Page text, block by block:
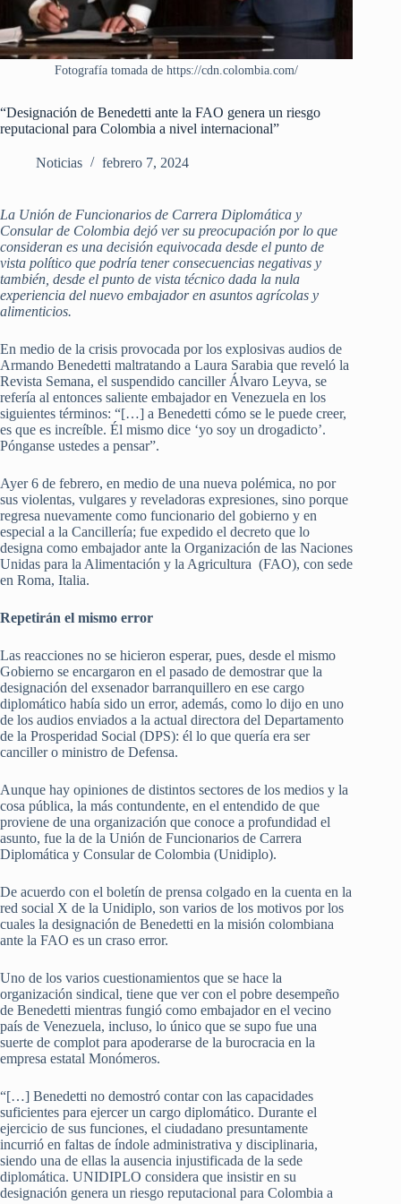
Fotografía tomada de https://cdn.colombia.com/
“Designación de Benedetti ante la FAO genera un riesgo
reputacional para Colombia a nivel internacional”
Noticias febrero 7, 2024
La Unión de Funcionarios de Carrera Diplomática y
Consular de Colombia dejó ver su preocupación por lo que
consideran es una decisión equivocada desde el punto de
vista político que podría tener consecuencias negativas y
también, desde el punto de vista técnico dada la nula
experiencia del nuevo embajador en asuntos agrícolas y
alimenticios.
En medio de la crisis provocada por los explosivas audios de
Armando Benedetti maltratando a Laura Sarabia que reveló la
Revista Semana, el suspendido canciller Álvaro Leyva, se
refería al entonces saliente embajador en Venezuela en los
siguientes términos: “[…] a Benedetti cómo se le puede creer,
es que es increíble. Él mismo dice ‘yo soy un drogadicto’.
Pónganse ustedes a pensar”.
Ayer 6 de febrero, en medio de una nueva polémica, no por
sus violentas, vulgares y reveladoras expresiones, sino porque
regresa nuevamente como funcionario del gobierno y en
especial a la Cancillería; fue expedido el decreto que lo
designa como embajador ante la Organización de las Naciones
Unidas para la Alimentación y la Agricultura (FAO), con sede
en Roma, Italia.
Repetirán el mismo error
Las reacciones no se hicieron esperar, pues, desde el mismo
Gobierno se encargaron en el pasado de demostrar que la
designación del exsenador barranquillero en ese cargo
diplomático había sido un error, además, como lo dijo en uno
de los audios enviados a la actual directora del Departamento
de la Prosperidad Social (DPS): él lo que quería era ser
canciller o ministro de Defensa.
Aunque hay opiniones de distintos sectores de los medios y la
cosa pública, la más contundente, en el entendido de que
proviene de una organización que conoce a profundidad el
asunto, fue la de la Unión de Funcionarios de Carrera
Diplomática y Consular de Colombia (Unidiplo).
De acuerdo con el boletín de prensa colgado en la cuenta en la
red social X de la Unidiplo, son varios de los motivos por los
cuales la designación de Benedetti en la misión colombiana
ante la FAO es un craso error.
Uno de los varios cuestionamientos que se hace la
organización sindical, tiene que ver con el pobre desempeño
de Benedetti mientras fungió como embajador en el vecino
país de Venezuela, incluso, lo único que se supo fue una
suerte de complot para apoderarse de la burocracia en la
empresa estatal Monómeros.
“[…] Benedetti no demostró contar con las capacidades
suficientes para ejercer un cargo diplomático. Durante el
ejercicio de sus funciones, el ciudadano presuntamente
incurrió en faltas de índole administrativa y disciplinaria,
siendo una de ellas la ausencia injustificada de la sede
diplomática. UNIDIPLO considera que insistir en su
designación genera un riesgo reputacional para Colombia a